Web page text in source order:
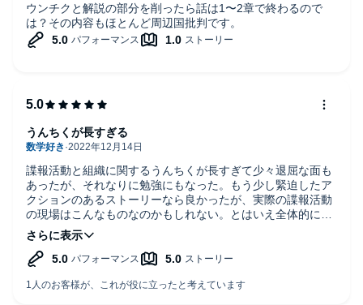
ウンチクと解説の部分を削ったら話は1〜2章で終わるので
は？その内容もほとんど周辺国批判です。
諜報活動と組織に関するうんちくが長すぎて少々退屈な面も
あったが、それなりに勉強にもなった。もう少し緊迫したア
クションのあるストーリーなら良かったが、実際の諜報活動
の現場はこんなものなのかもしれない。とはいえ全体的には
面白かった。
うんちくが長すぎる